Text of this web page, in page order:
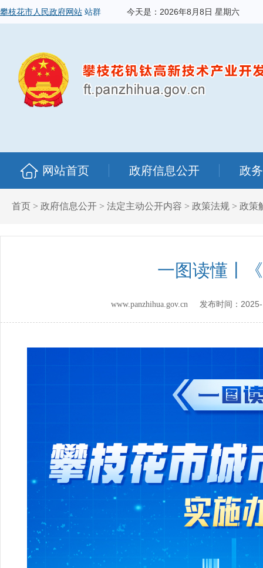
攀枝花市人民政府网站 站群 今天是： 2026年8月8日 星期六
网站首页 政府信息公开 政
首页 > 政府信息公开 > 法定主动公开内容 > 政策法规 > 政策
一图读懂丨
www.panzhihua.gov.cn 发布时间：